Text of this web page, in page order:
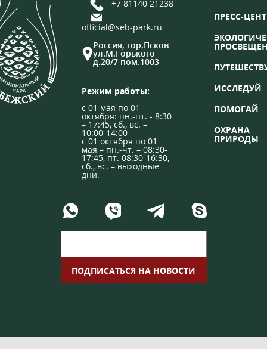
+7 81140 21238
official@seb-park.ru
Россия, гор.Псков
ул.М.Горького
д.20/7 пом.1003
Режим работы:
с 01 мая по 01
октября: пн.-пт. - 8:30
– 17:45, сб., вс. –
10:00-14:00
с 01 октября по 01
мая – пн.-чт. – 08:30-
17:45, пт. 08:30-16:30,
сб., вс. – выходные
дни.
ПРЕСС-
ИССЛЕДУЙ
ПОМОГАЙ
ОХРАНА
ПРИРОДЫ